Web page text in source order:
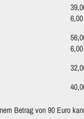
Betrag von 90 Euro